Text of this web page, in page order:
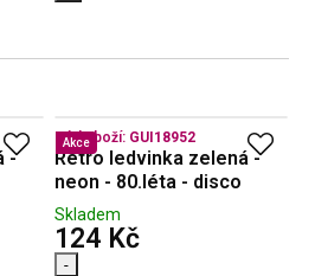
-
Akce
Kód zboží: GUI18952
Retro ledvinka zelená -
neon - 80.léta - disco
Skladem
124 Kčs DPH
-